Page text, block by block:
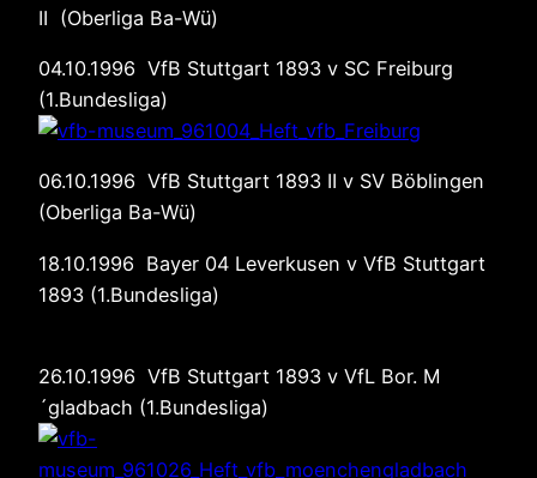
II (Oberliga Ba-Wü)
04.10.1996 VfB Stuttgart 1893 v SC Freiburg
(1.Bundesliga)
06.10.1996 VfB Stuttgart 1893 II v SV Böblingen
(Oberliga Ba-Wü)
18.10.1996 Bayer 04 Leverkusen v VfB Stuttgart
1893 (1.Bundesliga)
26.10.1996 VfB Stuttgart 1893 v VfL Bor. M
´gladbach (1.Bundesliga)